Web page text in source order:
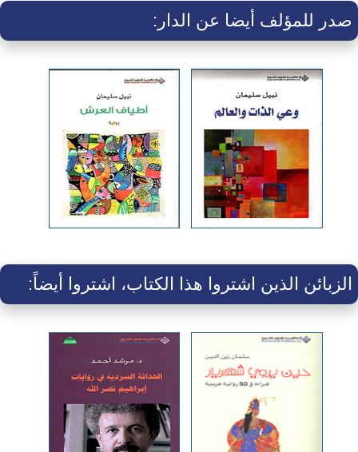
صدر للمؤلف أيضا عن الدار:
الزبائن الذين اشتروا هذا الكتاب، اشتروا أيضاً: